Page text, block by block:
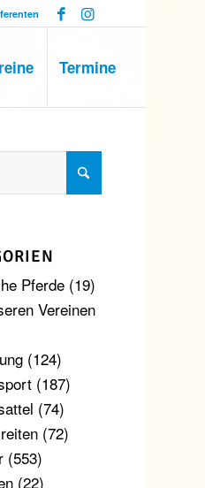
Termine
Pferde(19)
Vereinen
(124)
(187)
(74)
(72)
(553)
(22)